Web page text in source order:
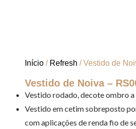
Início / Refresh / Vestido de
Vestido de Noiva –
Vestido rodado, decote ombro
Vestido em cetim sobreposto
com aplicações de renda fio de